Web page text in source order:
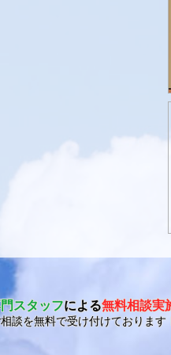
スタッフによる無料相談実
談を無料で受け付けております